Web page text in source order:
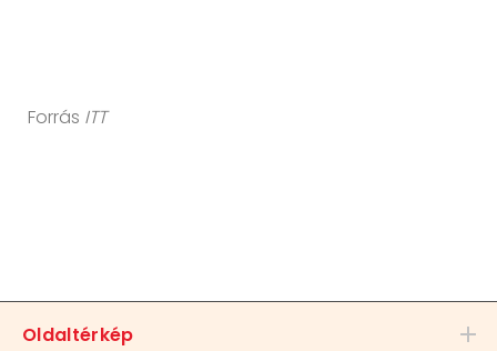
Forrás ITT
Oldaltérkép